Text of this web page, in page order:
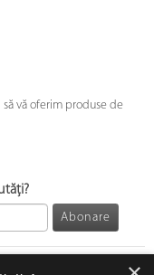
vă oferim produse de
Abonare